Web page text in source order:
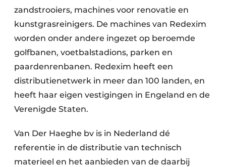
zandstrooiers, machines voor renovatie en
kunstgrasreinigers. De machines van Redexim
worden onder andere ingezet op beroemde
golfbanen, voetbalstadions, parken en
paardenrenbanen. Redexim heeft een
distributienetwerk in meer dan 100 landen, en
heeft haar eigen vestigingen in Engeland en de
Verenigde Staten.
Van Der Haeghe bv is in Nederland dé
referentie in de distributie van technisch
materieel en het aanbieden van de daarbij